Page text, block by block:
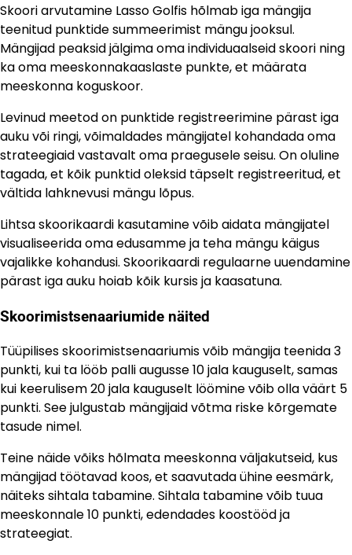
Skoori arvutamine Lasso Golfis hõlmab iga mängija
teenitud punktide summeerimist mängu jooksul.
Mängijad peaksid jälgima oma individuaalseid skoori ning
ka oma meeskonnakaaslaste punkte, et määrata
meeskonna koguskoor.
Levinud meetod on punktide registreerimine pärast iga
auku või ringi, võimaldades mängijatel kohandada oma
strateegiaid vastavalt oma praegusele seisu. On oluline
tagada, et kõik punktid oleksid täpselt registreeritud, et
vältida lahknevusi mängu lõpus.
Lihtsa skoorikaardi kasutamine võib aidata mängijatel
visualiseerida oma edusamme ja teha mängu käigus
vajalikke kohandusi. Skoorikaardi regulaarne uuendamine
pärast iga auku hoiab kõik kursis ja kaasatuna.
Skoorimistsenaariumide näited
Tüüpilises skoorimistsenaariumis võib mängija teenida 3
punkti, kui ta lööb palli augusse 10 jala kauguselt, samas
kui keerulisem 20 jala kauguselt löömine võib olla väärt 5
punkti. See julgustab mängijaid võtma riske kõrgemate
tasude nimel.
Teine näide võiks hõlmata meeskonna väljakutseid, kus
mängijad töötavad koos, et saavutada ühine eesmärk,
näiteks sihtala tabamine. Sihtala tabamine võib tuua
meeskonnale 10 punkti, edendades koostööd ja
strateegiat.